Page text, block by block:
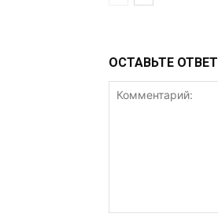
ОСТАВЬТЕ ОТВЕТ